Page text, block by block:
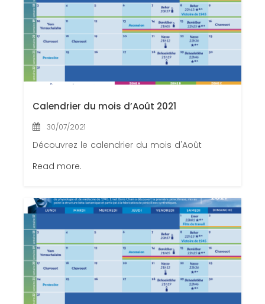
Calendrier du mois d’Août 2021
30/07/2021
Découvrez le calendrier du mois d'Août
Read more.